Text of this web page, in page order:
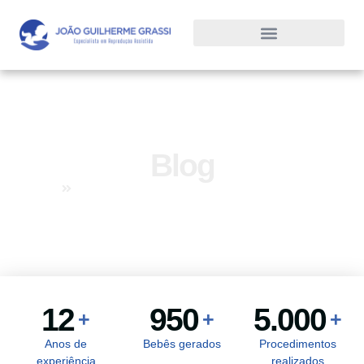
12 +
Anos de
experiência
950 +
Bebês gerados
5.000 +
Procedimentos
realizados